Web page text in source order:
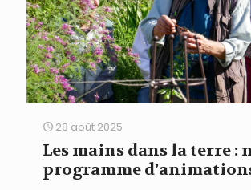
28 août 2025
Les mains dans la terre :
programme